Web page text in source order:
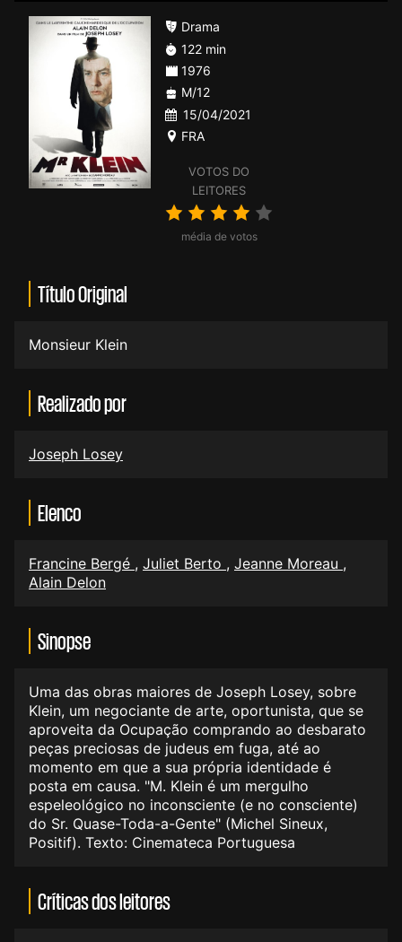
VOTOS DO
LEITORES
média de votos
Drama
122 min
1976
M/12
15/04/2021
FRA
Título Original
Monsieur Klein
Realizado por
Joseph Losey
Elenco
Francine Bergé , Juliet Berto , Jeanne Moreau ,
Alain Delon
Sinopse
Uma das obras maiores de Joseph Losey, sobre
Klein, um negociante de arte, oportunista, que se
aproveita da Ocupação comprando ao desbarato
peças preciosas de judeus em fuga, até ao
momento em que a sua própria identidade é
posta em causa. "M. Klein é um mergulho
espeleológico no inconsciente (e no consciente)
do Sr. Quase-Toda-a-Gente" (Michel Sineux,
Positif). Texto: Cinemateca Portuguesa
Críticas dos leitores